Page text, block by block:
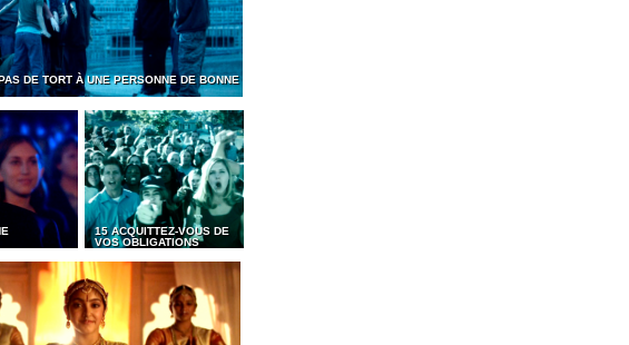
DE TORT À UNE PERSONNE DE BONNE
15 ACQUITTEZ-VOUS DE
VOS OBLIGATIONS